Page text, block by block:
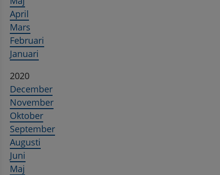
April
Mars
Februari
Januari
2020
December
November
Oktober
September
Augusti
Juni
Maj